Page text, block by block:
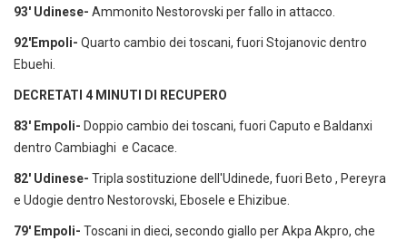
93' Udinese- Ammonito Nestorovski per fallo in attacco.
92'Empoli- Quarto cambio dei toscani, fuori Stojanovic dentro
Ebuehi.
DECRETATI 4 MINUTI DI RECUPERO
83' Empoli- Doppio cambio dei toscani, fuori Caputo e Baldanxi
dentro Cambiaghi e Cacace.
82' Udinese- Tripla sostituzione dell'Udinede, fuori Beto , Pereyra
e Udogie dentro Nestorovski, Ebosele e Ehizibue.
79' Empoli- Toscani in dieci, secondo giallo per Akpa Akpro, che